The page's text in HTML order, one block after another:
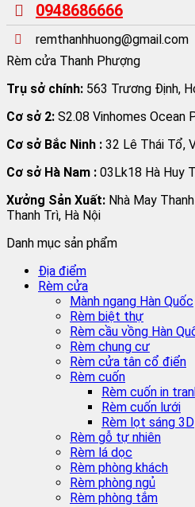
0948686666
remthanhhuong@gmail.com
Rèm cửa Thanh Phượng
Trụ sở chính: 563 Trương Định,
Cơ sở 2: S2.08 Vinhomes Ocean
Cơ sở Bắc Ninh : 32 Lê Thái Tổ,
Cơ sở Hà Nam : 03Lk18 Hà Huy
Xưởng Sản Xuất: Nhà May
Thanh Trì, Hà Nội
Danh mục sản phẩm
Địa điểm
Rèm cửa
Mành ngang Hàn Quốc
Rèm biệt thự
Rèm cầu vồng Hàn
Rèm chung cư
Rèm cửa tân cổ điển
Rèm cuốn
Rèm cuốn in
Rèm cuốn lưới
Rèm lọt sáng 3D
Rèm gỗ tự nhiên
Rèm lá dọc
Rèm phòng khách
Rèm phòng ngủ
Rèm phòng tắm